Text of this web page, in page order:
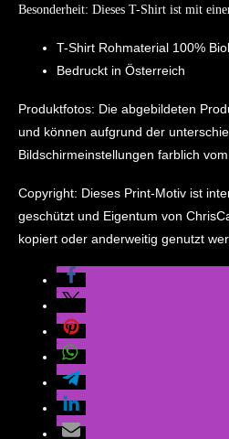
Besonderheit: Dieses T-Shirt ist mit
T-Shirt Rohmaterial 100%
Bedruckt in Österreich
Produktfotos: Die abgebildeten
und können aufgrund der
Bildschirmeinstellungen farblich
Copyright: Dieses Print-Motiv ist
geschützt und Eigentum von
kopiert oder anderweitig genutzt